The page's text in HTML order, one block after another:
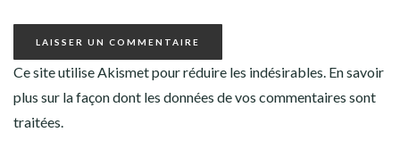
Ce site utilise Akismet pour réduire les indésirables. En savoir
plus sur la façon dont les données de vos commentaires sont
traitées.